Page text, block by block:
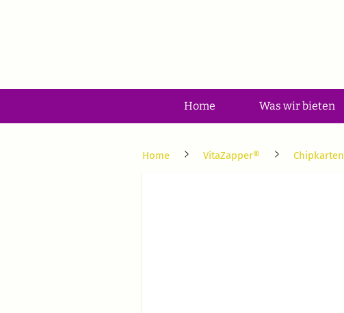
Home Was wir bieten
Home VitaZapper® Chipkarten